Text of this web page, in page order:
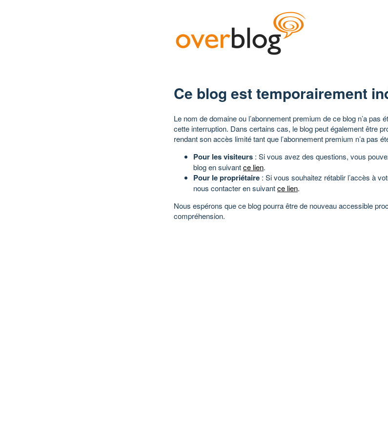
Ce blog est temporairement
Le nom de domaine ou l’abonnement premium de ce blog n’a pas
cette interruption. Dans certains cas, le blog peut également être
rendant son accès limité tant que l’abonnement premium n’a pas
Pour les visiteurs : Si vous avez des questions, vous
blog en suivantce lien.
Pour le propriétaire : Si vous souhaitez rétablir l’accès à
nous contacter en suivantce lien.
Nous espérons que ce blog pourra être de nouveau accessible
compréhension.